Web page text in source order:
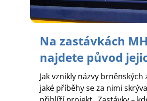
Na zastávkách
najdete původ
Jak vznikly názvy brněnských
jaké příběhy se za nimi